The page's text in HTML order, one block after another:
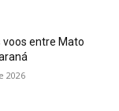
voos entre Mato
2026